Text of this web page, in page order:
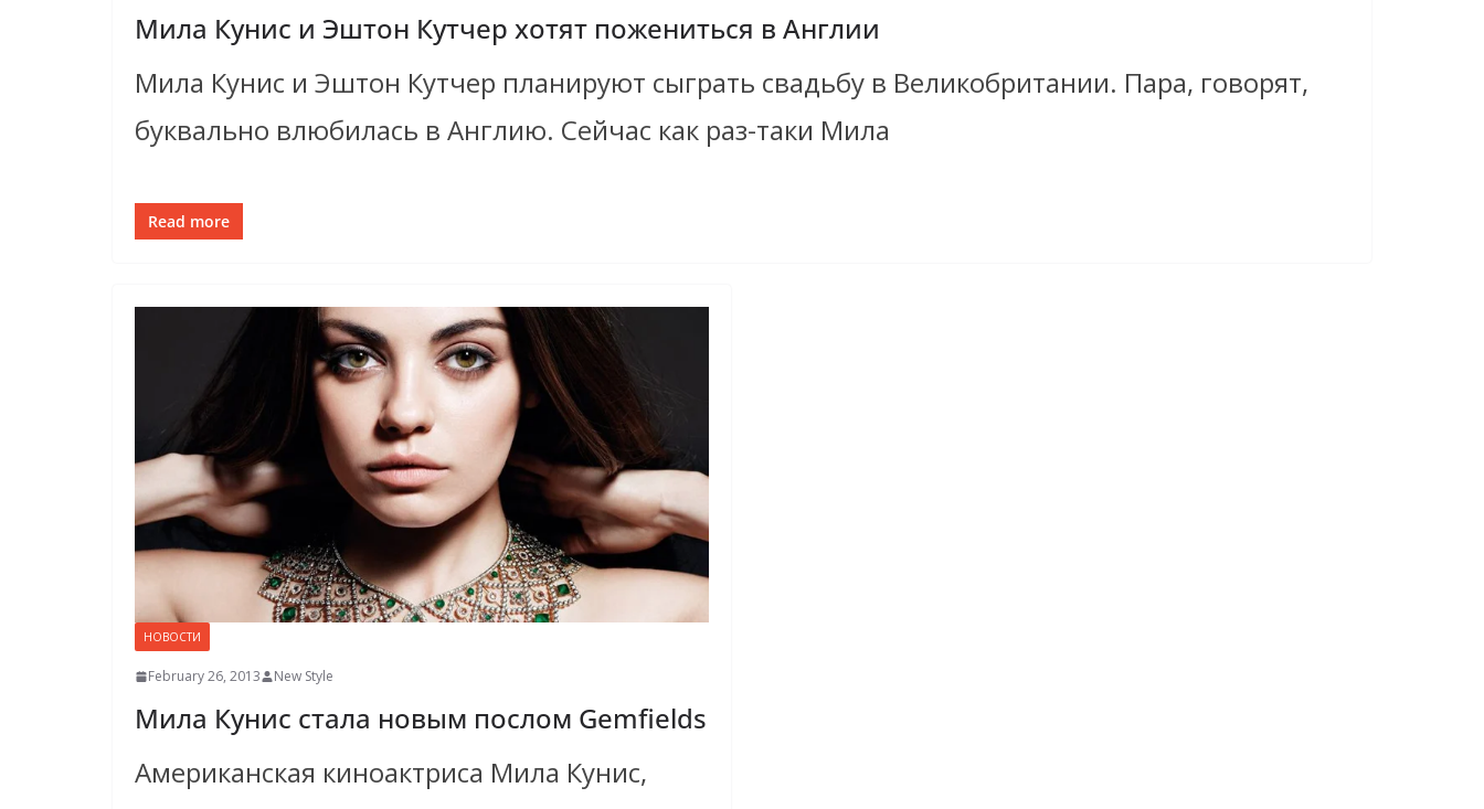
Мила Кунис и Эштон Кутчер хотят пожениться в Англии
Мила Кунис и Эштон Кутчер планируют сыграть свадьбу в Великобритании. Пара, говорят,
буквально влюбилась в Англию. Сейчас как раз-таки Мила
Read more
НОВОСТИ
February 26, 2013 New Style
Мила Кунис стала новым послом Gemfields
Американская киноактриса Мила Кунис,